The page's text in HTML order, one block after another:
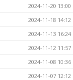
2024-11-20 13:00
2024-11-18 14:12
2024-11-13 16:24
2024-11-12 11:57
2024-11-08 10:36
2024-11-07 12:12